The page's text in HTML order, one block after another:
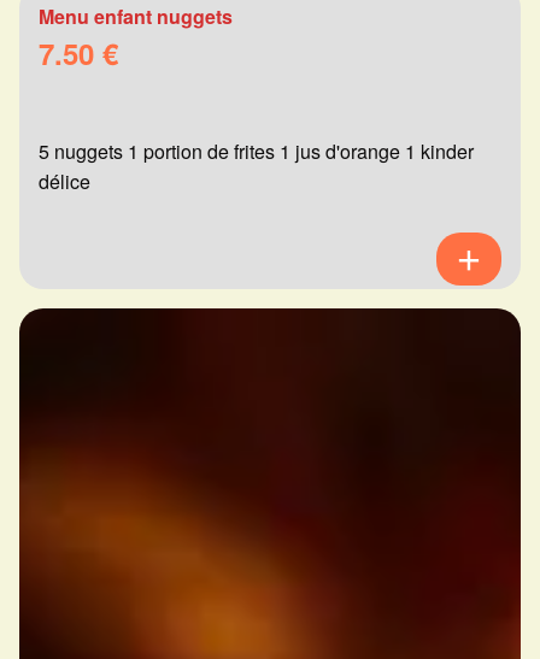
Menu enfant nuggets
7.50 €
5 nuggets 1 portion de frites 1 jus d'orange 1 kinder
délice